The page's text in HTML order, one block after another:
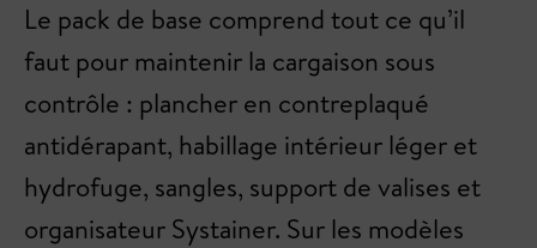
Le pack de base comprend tout ce qu’il
faut pour maintenir la cargaison sous
contrôle : plancher en contreplaqué
antidérapant, habillage intérieur léger et
hydrofuge, sangles, support de valises et
organisateur Systainer. Sur les modèles